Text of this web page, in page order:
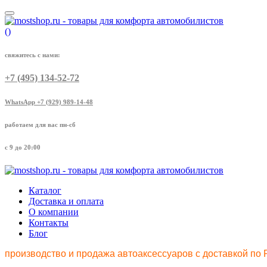
()
свяжитесь с нами:
+7 (495) 134-52-72
WhatsApp +7 (929) 989-14-48
работаем для вас пн-сб
с 9 до 20:00
Каталог
Доставка и оплата
О компании
Контакты
Блог
производство и продажа автоаксессуаров с доставкой по